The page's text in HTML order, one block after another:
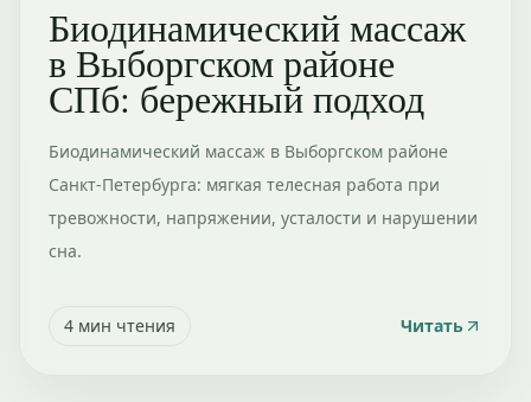
Биодинамический массаж
в Выборгском районе
СПб: бережный подход
Биодинамический массаж в Выборгском районе
Санкт-Петербурга: мягкая телесная работа при
тревожности, напряжении, усталости и нарушении
сна.
4 мин чтения Читать